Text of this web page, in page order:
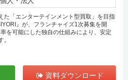
た「エンターテインメント型買取」を目指
』が、フランチャイズ1次募集を開
を可能にした独自の仕組みにより、安定
資料ダウンロード